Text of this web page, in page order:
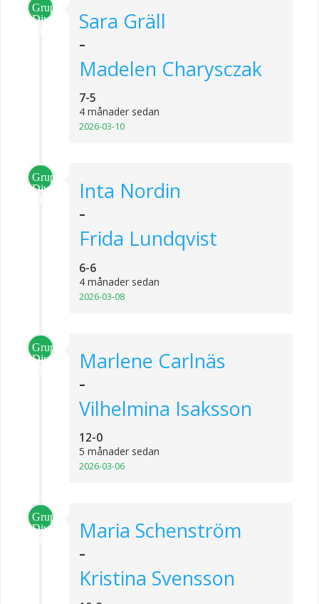
Grupp
Division
Sara Gräll
-
Madelen Charysczak
7-5
4 månader sedan
2026-03-10
Grupp
Division
Inta Nordin
-
Frida Lundqvist
6-6
4 månader sedan
2026-03-08
Grupp
Division
Marlene Carlnäs
-
Vilhelmina Isaksson
12-0
5 månader sedan
2026-03-06
Grupp
Division
Maria Schenström
-
Kristina Svensson